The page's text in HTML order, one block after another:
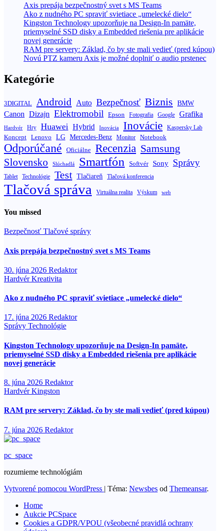
Axis prepája bezpečnostný svet s MS Teams
Ako z nudného PC spraviť svietiace „umelecké dielo“
Kingston Technology upozorňuje na Design-In pamäte,
priemyselné SSD disky a Embedded riešenia pre aplikácie
novej generácie
RAM pre servery: Základ, čo by ste mali vedieť (pred kúpou)
Novú PTZ kameru Axis je možné doplniť o audio prstenec
Kategórie
3DIGITAL Android Auto Bezpečnosť Biznis BMW
Canon Dizajn Elektromobil Epson Fotografia Google Grafika
Hardvér Hry Huawei Hybrid Inovácia Inovácie Kaspersky Lab
Koncept Lenovo LG Mercedes-Benz Monitor Notebook
Odporúčané Oficiálne Recenzia Samsung
Slovensko Slúchadlá Smartfón Softvér Sony Správy
Tablet Technológie Test Tlačiareň Tlačová konferencia
Tlačová správa Virtuálna realita Výskum web
You missed
Bezpečnosť Tlačové správy
Axis prepája bezpečnostný svet s MS Teams
30. júna 2026 Redaktor
HardvérKreativita
Ako z nudného PC spraviť svietiace „umelecké dielo“
17. júna 2026 Redaktor
Správy Technológie
Kingston Technology upozorňuje na Design-In pamäte,
priemyselné SSD disky a Embedded riešenia pre aplikácie
novej generácie
8. júna 2026 Redaktor
HardvérKingston
RAM pre servery: Základ, čo by ste mali vedieť (pred kúpou)
7. júna 2026 Redaktor
pc_space
rozumieme technológiám
Vytvorené pomocou WordPress | Téma: Newsbes od Themeansar.
Home
Aukcie PCSpace
Cookies a GDPR/VPOU (všeobecné pravidlá ochrany